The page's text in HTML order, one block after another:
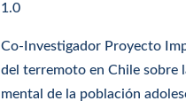
1.0
Co-Investigador Proyecto
del terremoto en Chile sobre
mental de la población